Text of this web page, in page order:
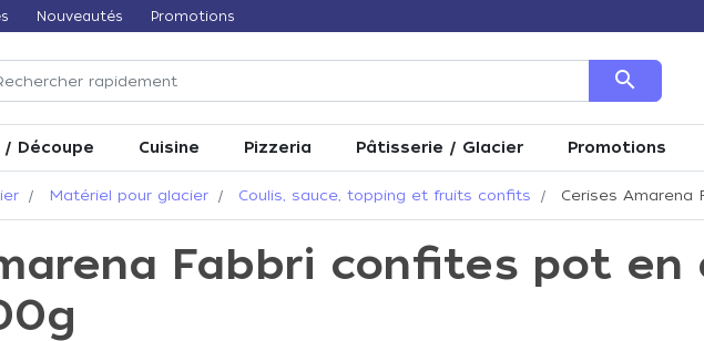
Nouveautés Promotions
search
Découpe Cuisine Pizzeria Pâtisserie / Glacier Promotions
Matériel pour glacier Coulis, sauce, topping et fruits confits Cerises
Fabbri confites pot en